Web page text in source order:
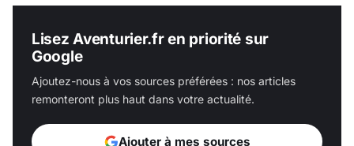
Lisez Aventurier.fr en priorité sur
Google
Ajoutez-nous à vos sources préférées : nos articles
remonteront plus haut dans votre actualité.
Ajouter à mes sources